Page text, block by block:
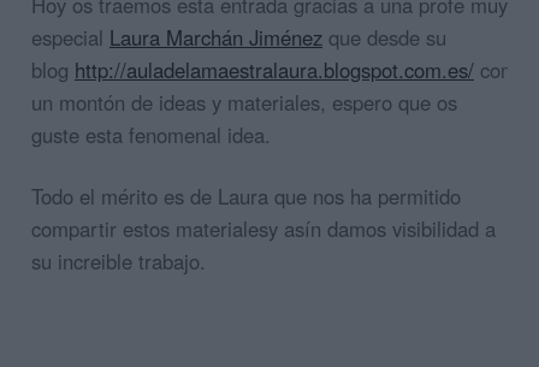
especial Laura Marchán Jiménez que desde su
blog http://auladelamaestralaura.blogspot.com.es/
un montón de ideas y materiales, espero que os
guste esta fenomenal idea.
Todo el mérito es de Laura que nos ha permitido
compartir estos materialesy asín damos visibilidad a
su increible trabajo.